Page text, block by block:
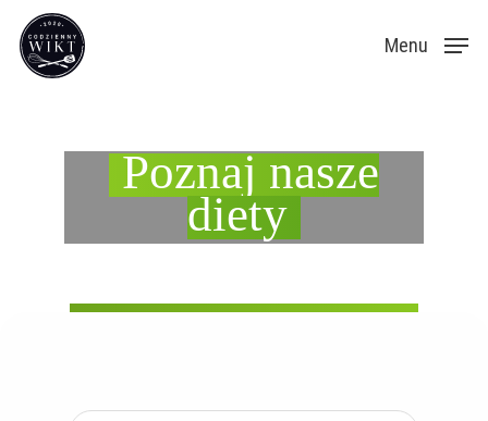
Skip
main
Menu
Poznaj nasze
diety